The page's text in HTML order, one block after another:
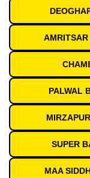
PALWAL
SUPER
MAA